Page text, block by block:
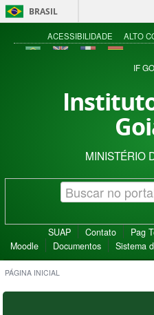
BRASIL
ACESSIBILIDADE ALTO
IF
MINISTÉRIO
SUAP Contato Pag
Moodle
Documentos Sistema
PÁGINA INICIAL